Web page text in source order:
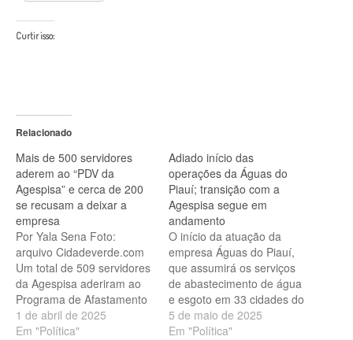
Curtir isso:
Relacionado
Mais de 500 servidores
aderem ao “PDV da
Agespisa” e cerca de 200
se recusam a deixar a
empresa
Por Yala Sena Foto:
arquivo Cidadeverde.com
Um total de 509 servidores
da Agespisa aderiram ao
Programa de Afastamento
Incentivado (PAI), que
encerrou este mês. O
1 de abril de 2025
Em "Política"
Adiado início das
operações da Águas do
Piauí; transição com a
Agespisa segue em
andamento
O início da atuação da
empresa Águas do Piauí,
que assumirá os serviços
de abastecimento de água
e esgoto em 33 cidades do
estado, foi adiado. A
previsão era que a nova
5 de maio de 2025
Em "Política"